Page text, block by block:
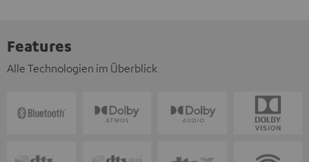
Features
Alle Technologien im Überblick